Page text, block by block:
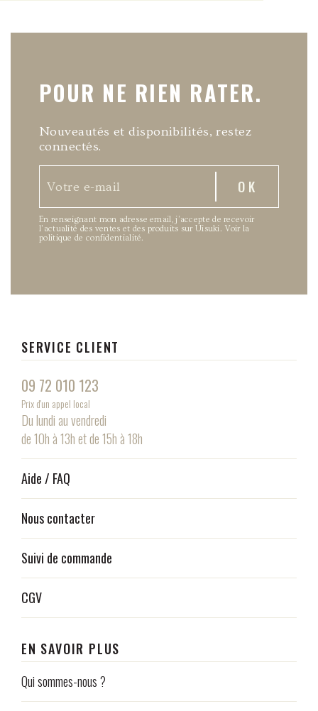
SERVICE CLIENT
09 72 010 123
Prix d'un appel local
Du lundi au vendredi
de 10h à 13h et de 15h à 18h
Aide / FAQ
Nous contacter
Suivi de commande
CGV
EN SAVOIR PLUS
Qui sommes-nous ?
POUR NE RIEN RATER.
Nouveautés et disponibilités, restez
connectés.
En renseignant mon adresse email, j’accepte de recevoir
l’actualité des ventes et des produits sur Uisuki. Voir la
politique de confidentialité.